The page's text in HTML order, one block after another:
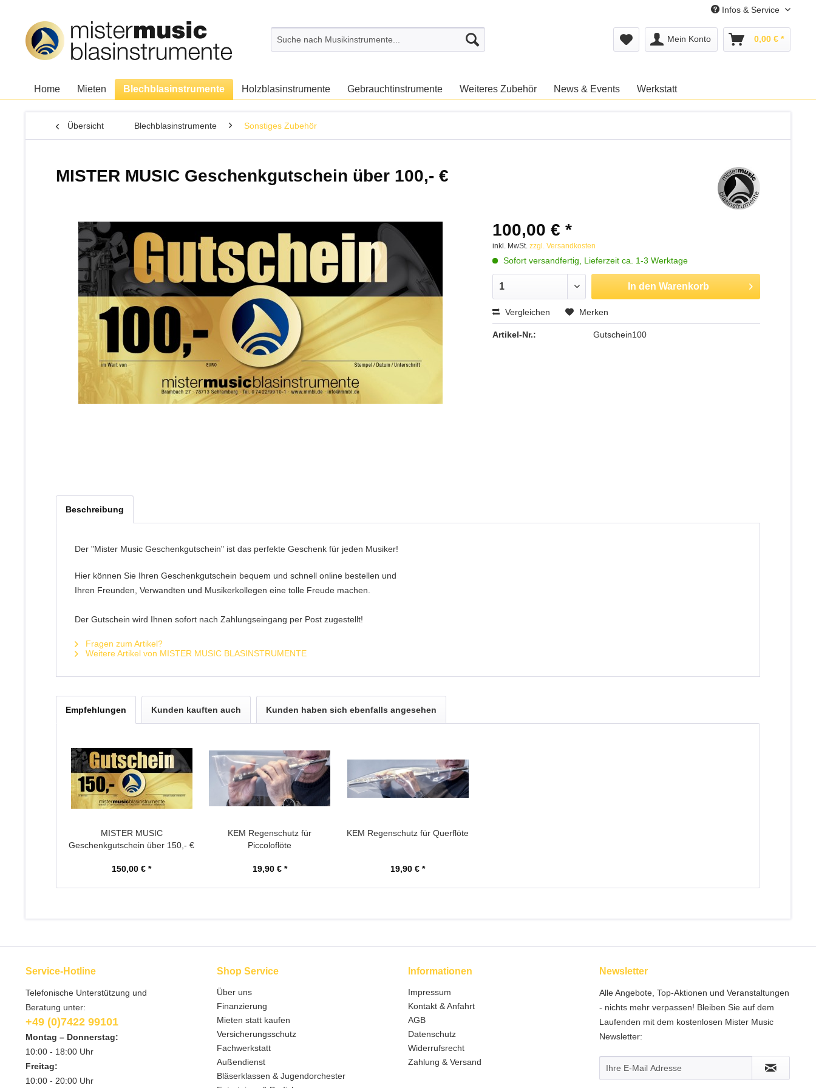
Infos & Service
Mein Konto 0,00 € *
Home Mieten Blechblasinstrumente Holzblasinstrumente Gebrauchtinstrumente Weiteres Zubehör News & Events Werkstatt
Übersicht Blechblasinstrumente Sonstiges Zubehör
MISTER MUSIC Geschenkgutschein über 100,- €
100,00 € *
inkl. MwSt.zzgl. Versandkosten
Sofort versandfertig, Lieferzeit ca. 1-3 Werktage
In den Warenkorb
Vergleichen Merken
Artikel-Nr.: Gutschein100
Beschreibung
Der "Mister Music Geschenkgutschein" ist das perfekte Geschenk für jeden Musiker!
Hier können Sie Ihren Geschenkgutschein bequem und schnell online bestellen und
Ihren Freunden, Verwandten und Musikerkollegen eine tolle Freude machen.
Der Gutschein wird Ihnen sofort nach Zahlungseingang per Post zugestellt!
Fragen zum Artikel?
Weitere Artikel von MISTER MUSIC BLASINSTRUMENTE
Empfehlungen Kunden kauften auch Kunden haben sich ebenfalls angesehen
MISTER MUSIC
Geschenkgutschein über 150,- €
150,00 € *
KEM Regenschutz für
Piccoloflöte
19,90 € *
KEM Regenschutz für Querflöte
19,90 € *
Service-Hotline
Telefonische Unterstützung und
Beratung unter:
+49 (0)7422 99101
Montag – Donnerstag:
10:00 - 18:00 Uhr
Freitag:
10:00 - 20:00 Uhr
Shop Service
Über uns
Finanzierung
Mieten statt kaufen
Versicherungsschutz
Fachwerkstatt
Außendienst
Bläserklassen & Jugendorchester
Informationen
Impressum
Kontakt & Anfahrt
AGB
Datenschutz
Widerrufsrecht
Zahlung & Versand
Newsletter
Alle Angebote, Top-Aktionen und Veranstaltungen
- nichts mehr verpassen! Bleiben Sie auf dem
Laufenden mit dem kostenlosen Mister Music
Newsletter: